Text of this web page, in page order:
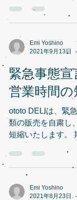
DELI
Emi Yoshino
2021年9月13日
緊急事態宣
営業時間の
ototo DELIは、緊
類の販売を自粛し
短縮いたします。 期間：2021/9/13（月）～
DELI
Emi Yoshino
2021年8月23日